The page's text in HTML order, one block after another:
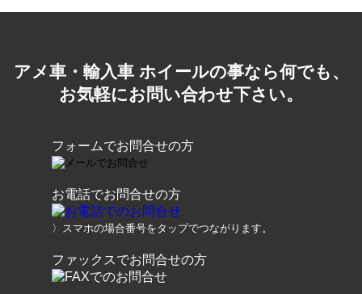
アメ車・輸入車 ホイールの事なら何でも、
お気軽にお問い合わせ下さい。
フォームでお問合せの方
お電話でお問合せの方
〉スマホの場合番号をタップでつながります。
ファックスでお問合せの方